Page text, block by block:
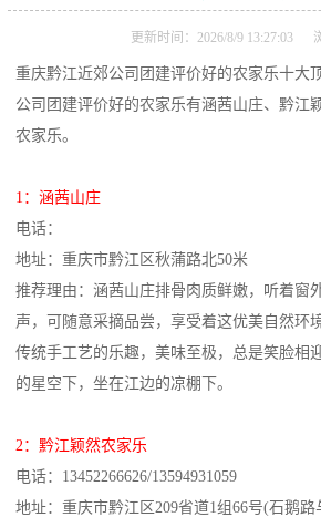
更新时间：2026/8/9 13:27:03
重庆黔江近郊公司团建评价好的农家乐十大
公司团建评价好的农家乐有涵茜山庄、黔江
农家乐。
1：涵茜山庄
电话：
地址：重庆市黔江区秋蒲路北50米
推荐理由：涵茜山庄排骨肉质鲜嫩，听着窗
声，可随意采摘品尝，享受着这优美自然环
传统手工艺的乐趣，美味至极，总是笑脸相
的星空下，坐在江边的凉棚下。
2：黔江颖然农家乐
电话：13452266626/13594931059
地址：重庆市黔江区209省道1组66号(石鹅路